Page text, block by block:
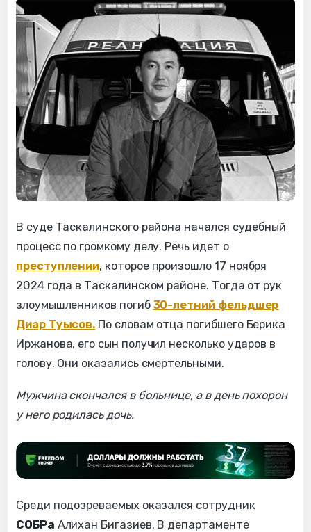
В суде Таскалинского района начался судебный
процесс по громкому делу. Речь идет о
преступлении, которое произошло 17 ноября
2024 года в Таскалинском районе. Тогда от рук
злоумышленников погиб 30-летний фельдшер
Диар Туысов. По словам отца погибшего Берика
Иржанова, его сын получил несколько ударов в
голову. Они оказались смертельными.
Мужчина скончался в больнице, а в день похорон
у него родилась дочь.
Среди подозреваемых оказался сотрудник
СОБРа Алихан Бигазиев. В департаменте